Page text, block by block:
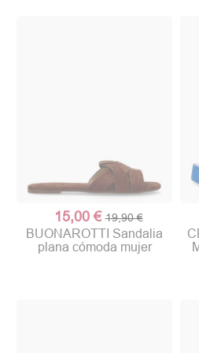
15,00 € 19,90 €
BUONAROTTI Sandalia
plana cómoda mujer